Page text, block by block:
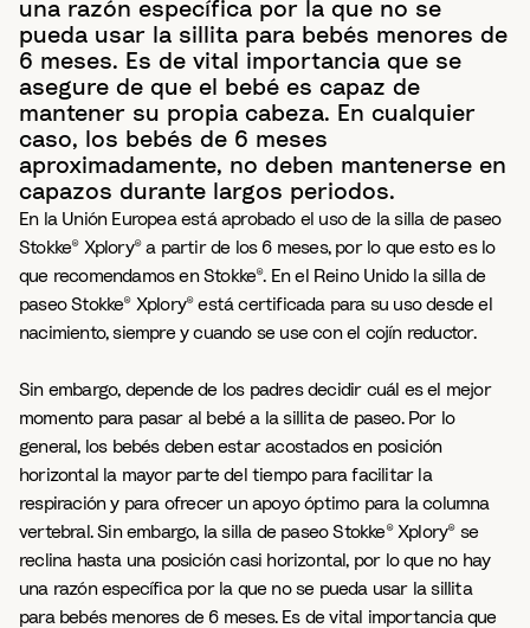
una razón específica por la que no se
pueda usar la sillita para bebés menores de
6 meses. Es de vital importancia que se
asegure de que el bebé es capaz de
mantener su propia cabeza. En cualquier
caso, los bebés de 6 meses
aproximadamente, no deben mantenerse en
capazos durante largos periodos.
En la Unión Europea está aprobado el uso de la silla de paseo
Stokke® Xplory® a partir de los 6 meses, por lo que esto es lo
que recomendamos en Stokke®. En el Reino Unido la silla de
paseo Stokke® Xplory® está certificada para su uso desde el
nacimiento, siempre y cuando se use con el cojín reductor.
Sin embargo, depende de los padres decidir cuál es el mejor
momento para pasar al bebé a la sillita de paseo. Por lo
general, los bebés deben estar acostados en posición
horizontal la mayor parte del tiempo para facilitar la
respiración y para ofrecer un apoyo óptimo para la columna
vertebral. Sin embargo, la silla de paseo Stokke® Xplory® se
reclina hasta una posición casi horizontal, por lo que no hay
una razón específica por la que no se pueda usar la sillita
para bebés menores de 6 meses. Es de vital importancia que